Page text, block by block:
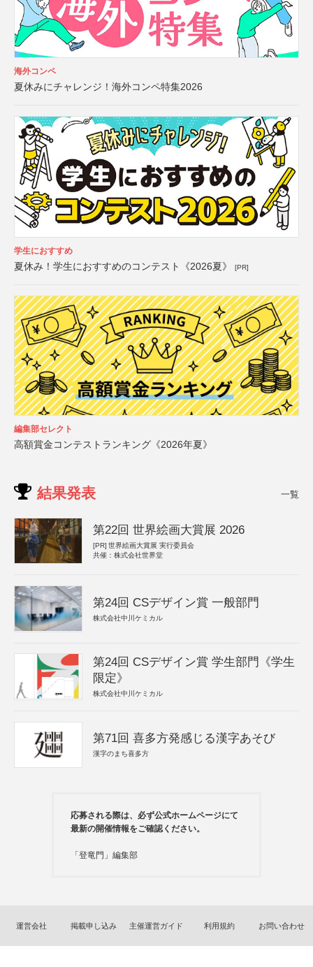
海外コンペ
夏休みにチャレンジ！海外コンペ特集2026
学生におすすめ
夏休み！学生におすすめのコンテスト《2026夏》 [PR]
編集部セレクト
高額賞金コンテストランキング《2026年夏》
結果発表 一覧
第22回 世界絵画大賞展 2026
[PR] 世界絵画大賞展 実行委員会
共催：株式会社世界堂
第24回 CSデザイン賞 一般部門
株式会社中川ケミカル
第24回 CSデザイン賞 学生部門《学生
限定》
株式会社中川ケミカル
第71回 喜多方発感じる漢字あそび
漢字のまち喜多方
応募される際は、必ず公式ホームページにて
最新の開催情報をご確認ください。
「登竜門」編集部
運営会社 掲載申し込み 主催運営ガイド 利用規約 お問い合わせ